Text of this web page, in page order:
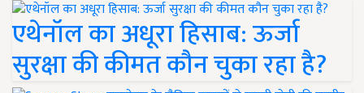
एथेनॉल का अधूरा हिसाब: ऊर्जा
सुरक्षा की कीमत कौन चुका रहा है?